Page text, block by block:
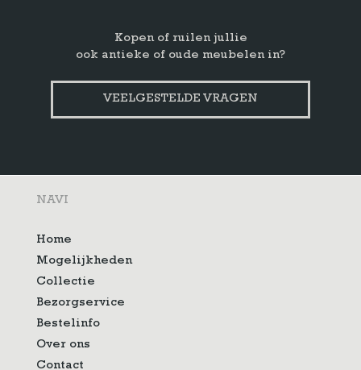
Kopen of ruilen jullie
ook antieke of oude meubelen in?
VEELGESTELDE VRAGEN
NAVI
Home
Mogelijkheden
Collectie
Bezorgservice
Bestelinfo
Over ons
Contact